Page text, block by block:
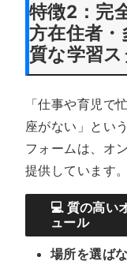
特徴2：完
方在住者
質な学習
「仕事や育児で
座がない」とい
フォームは、オ
提供しています。
💻 質の高い
ュール
場所を選ば